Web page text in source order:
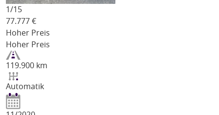
1/15
77.777 €
Hoher Preis
Hoher Preis
119.900 km
Automatik